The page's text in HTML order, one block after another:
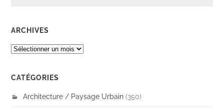
ARCHIVES
ARCHIVES
CATÉGORIES
Architecture / Paysage Urbain (350)